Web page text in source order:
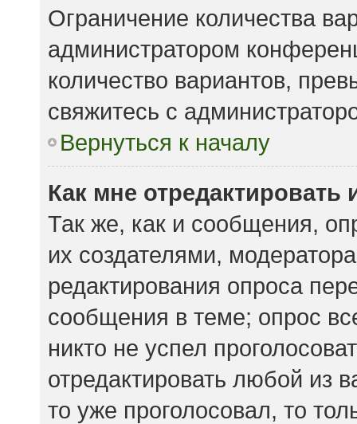
Ограничение количества
администратором
количество вариантов,
свяжитесь с
Вернуться к началу
Как мне отредактировать
Так же, как и сообщения,
их создателями,
редактирования опроса
сообщения в теме; опрос
никто не успел
отредактировать любой из
то уже проголосовал, то